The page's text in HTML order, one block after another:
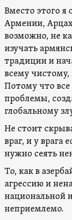
Вместо этого я
Армении,
возможно, не
изучать
традиции и
всему
Потому что
проблемы,
глобальному
Не стоит
враг, и у врага
нужно сеять
То, как в
агрессию и
национальной
неприемлемо.